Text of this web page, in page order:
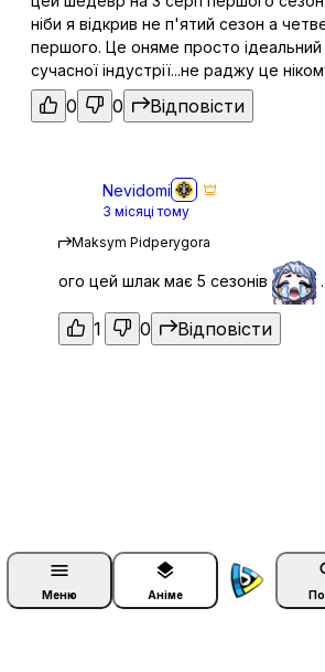
menu
Меню
layers
Аніме
12 Самотність і дівчина
27 черв. 2026
ніби я відкрив не п'ятий сезон а
першого. Це оняме просто ідеальний
сучасної індустрії...не раджу це
0 0 Відповісти
Nevidomi
3 місяці тому
Maksym Pidperygora
ого цей шлак має 5 сезонів .
1 0 Відповісти